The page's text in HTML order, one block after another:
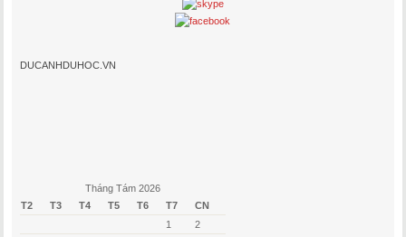
DUCANHDUHOC.VN
Tháng Tám 2026
T2
T3 T4 T5 T6 T7 CN
1
2